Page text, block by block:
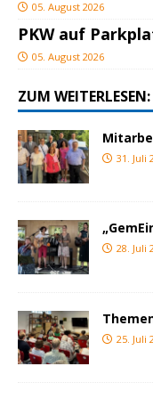
05. August 2026
PKW auf
05. August 2026
ZUM WEITERLESEN:
31. Juli
28. Juli
25. Juli